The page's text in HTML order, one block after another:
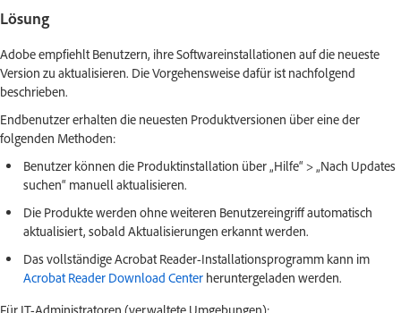
Lösung
Adobe empfiehlt Benutzern, ihre Softwareinstallationen auf die neueste
Version zu aktualisieren. Die Vorgehensweise dafür ist nachfolgend
beschrieben.
Endbenutzer erhalten die neuesten Produktversionen über eine der
folgenden Methoden:
Benutzer können die Produktinstallation über „Hilfe“ > „Nach Updates
suchen“ manuell aktualisieren.
Die Produkte werden ohne weiteren Benutzereingriff automatisch
aktualisiert, sobald Aktualisierungen erkannt werden.
Das vollständige Acrobat Reader-Installationsprogramm kann im
Acrobat Reader Download Center heruntergeladen werden.